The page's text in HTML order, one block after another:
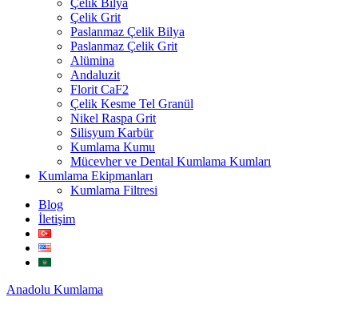
Çelik Bilya
Çelik Grit
Paslanmaz Çelik Bilya
Paslanmaz Çelik Grit
Alümina
Andaluzit
Florit CaF2
Çelik Kesme Tel Granül
Nikel Raspa Grit
Silisyum Karbür
Kumlama Kumu
Mücevher ve Dental Kumlama Kumları
Kumlama Ekipmanları
Kumlama Filtresi
Blog
İletişim
Anadolu Kumlama